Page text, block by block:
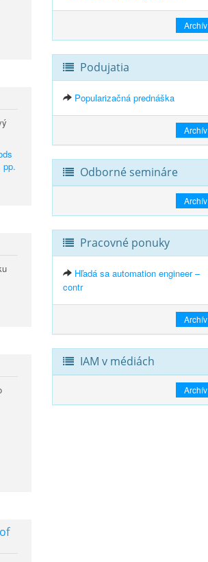
pp.
Archív
Podujatia
Popularizačná prednáška
Archív
Odborné semináre
Archív
Pracovné ponuky
Hľadá sa automation engineer –
contr
Archív
IAM v médiách
Archív